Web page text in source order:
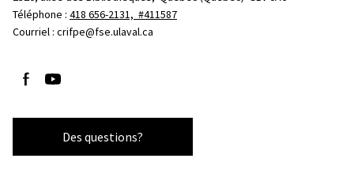
Téléphone : 418 656-2131, #411587
Courriel : crifpe@fse.ulaval.ca
Suivez-nous sur Facebook
Suivez-nous sur YouTube
Des questions?